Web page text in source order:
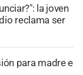
la joven
reclama ser
para madre e